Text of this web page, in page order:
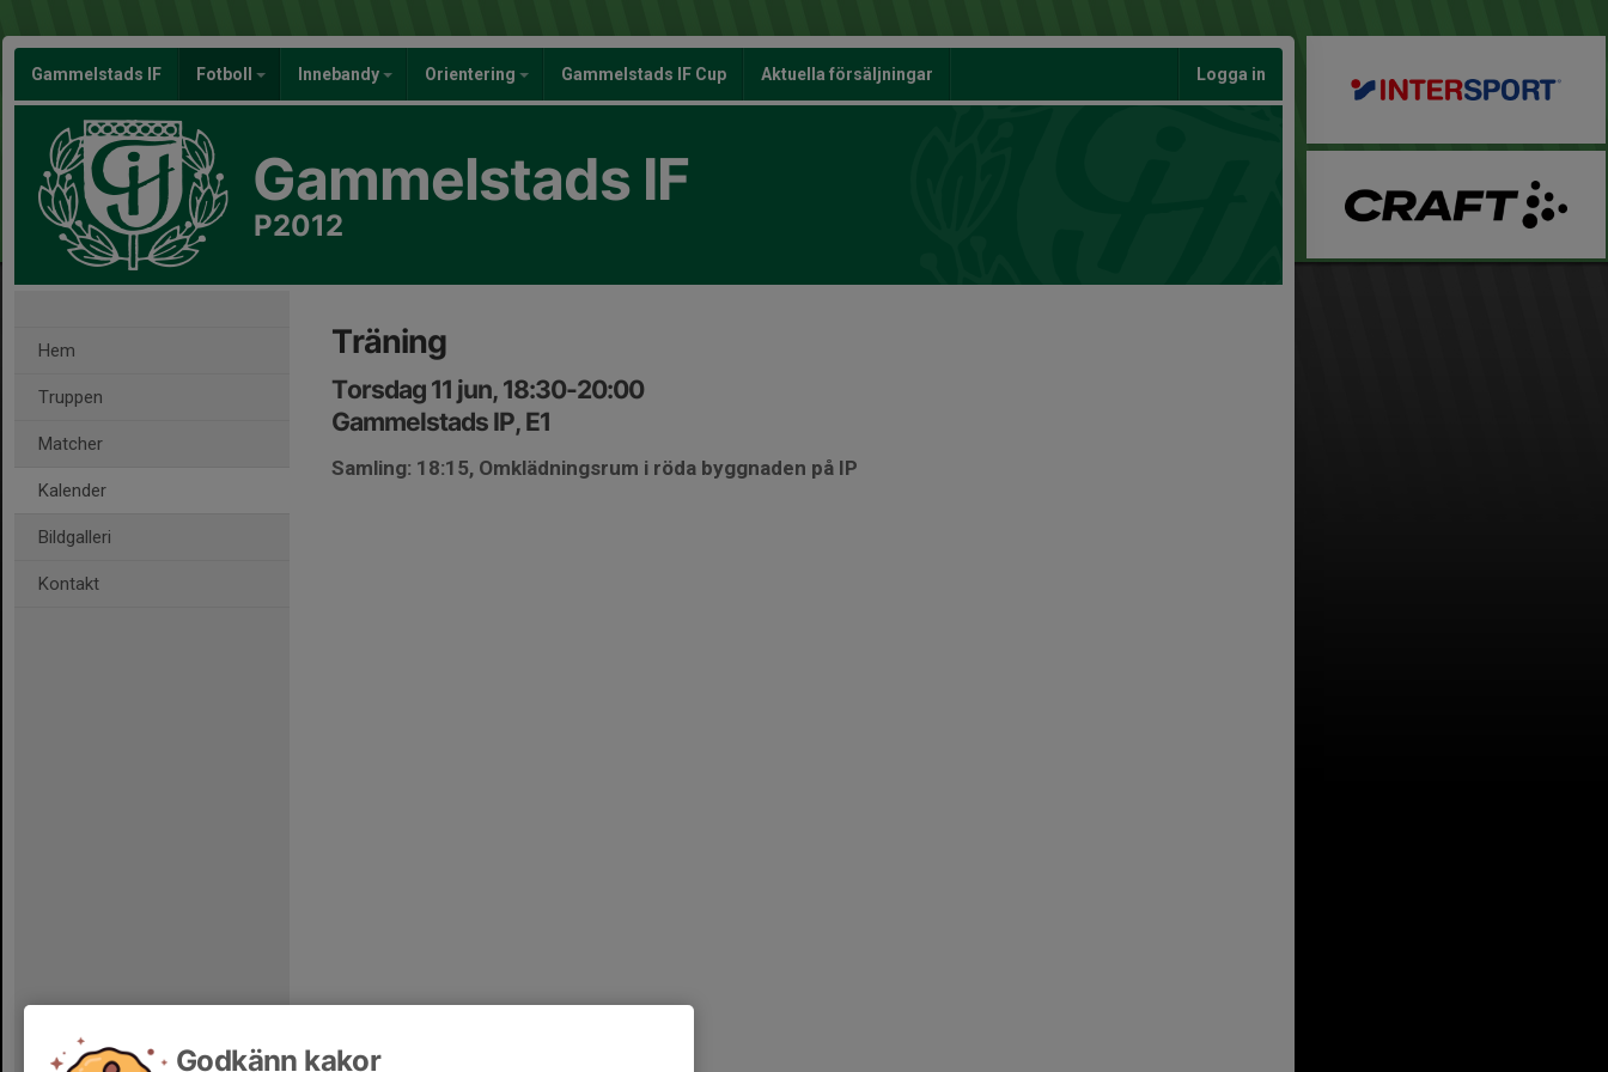
Gammelstads IF Fotboll Innebandy Orientering Gammelstads IF Cup Aktuella försäljningar Logga in
Gammelstads IF
P2012
Hem
Truppen
Matcher
Kalender
Bildgalleri
Kontakt
Träning
Torsdag 11 jun, 18:30-20:00
Gammelstads IP, E1
Samling: 18:15, Omklädningsrum i röda byggnaden på IP
Godkänn kakor